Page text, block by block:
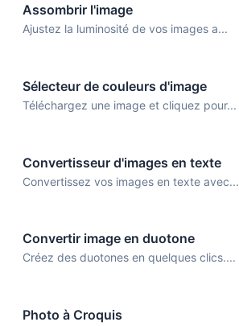
Assombrir l'image
Ajustez la luminosité de vos images a...
Sélecteur de couleurs d'image
Téléchargez une image et cliquez pour...
Convertisseur d'images en texte
Convertissez vos images en texte avec...
Convertir image en duotone
Créez des duotones en quelques clics....
Photo à Croquis